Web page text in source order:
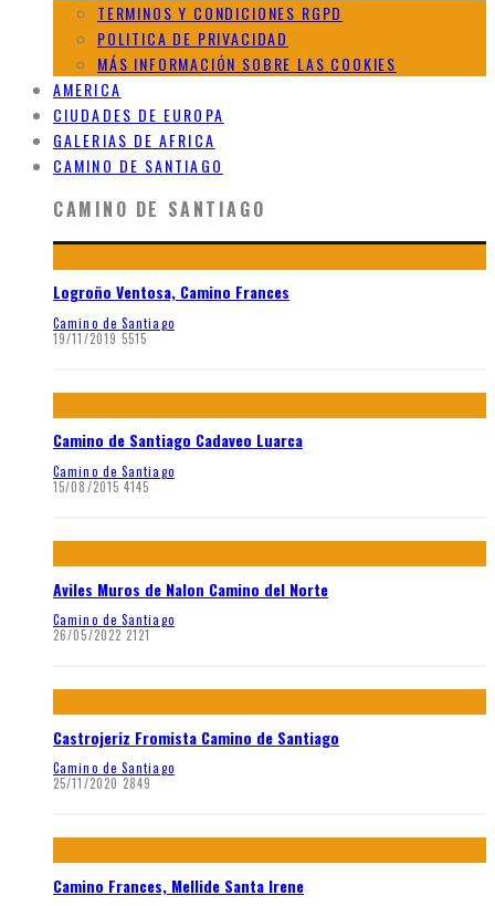
TERMINOS Y CONDICIONES RGPD
POLITICA DE PRIVACIDAD
MÁS INFORMACIÓN SOBRE LAS COOKIES
AMERICA
CIUDADES DE EUROPA
GALERIAS DE AFRICA
CAMINO DE SANTIAGO
CAMINO DE SANTIAGO
Logroño Ventosa, Camino Frances
Camino de Santiago
19/11/2019 5515
Camino de Santiago Cadaveo Luarca
Camino de Santiago
15/08/2015 4145
Aviles Muros de Nalon Camino del Norte
Camino de Santiago
26/05/2022 2121
Castrojeriz Fromista Camino de Santiago
Camino de Santiago
25/11/2020 2849
Camino Frances, Mellide Santa Irene